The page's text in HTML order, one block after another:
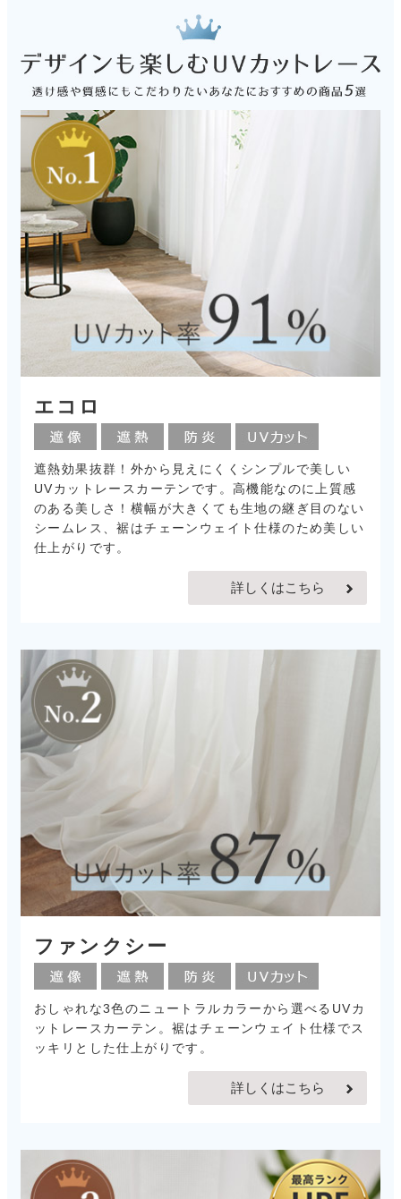
エコロ
遮熱効果抜群！外から見えにくくシンプルで美しい
UVカットレースカーテンです。高機能なのに上質感
のある美しさ！横幅が大きくても生地の継ぎ目のない
シームレス、裾はチェーンウェイト仕様のため美しい
仕上がりです。
詳しくはこちら
ファンクシー
おしゃれな3色のニュートラルカラーから選べるUVカ
ットレースカーテン。裾はチェーンウェイト仕様でス
ッキリとした仕上がりです。
詳しくはこちら